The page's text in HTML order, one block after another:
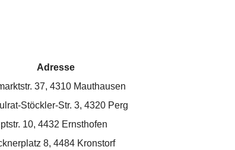
Adresse
37, 4310 Mauthausen
Stöckler-Str. 3, 4320 Perg
10, 4432 Ernsthofen
8, 4484 Kronstorf